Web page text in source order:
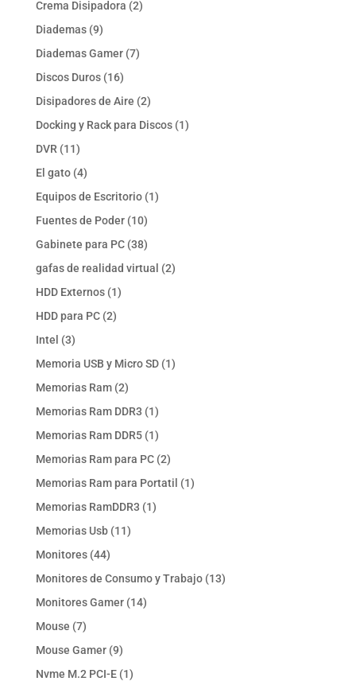
Crema Disipadora 22
Diademas 99
productos
Diademas Gamer 77
Discos Duros 1616
productos
Disipadores de Aire 22
productos
Docking y Rack para Discos 11
DVR 1111
productos
El gato 44
productos
Equipos de Escritorio 11
Fuentes de Poder 1010
productos
Gabinete para PC 3838
productos
gafas de realidad virtual 22
HDD Externos 11
HDD para PC 22
Intel 33
productos
Memoria USB y Micro SD 11
Memorias Ram 22
productos
Memorias Ram DDR3 11
producto
Memorias Ram DDR5 11
producto
Memorias Ram para PC 22
productos
Memorias Ram para Portatil 11
Memorias RamDDR3 11
Memorias Usb 1111
Monitores 4444
productos
Monitores de Consumo y Trabajo 1313
Monitores Gamer 1414
Mouse 77
productos
Mouse Gamer 99
productos
Nvme M.2 PCI-E 11